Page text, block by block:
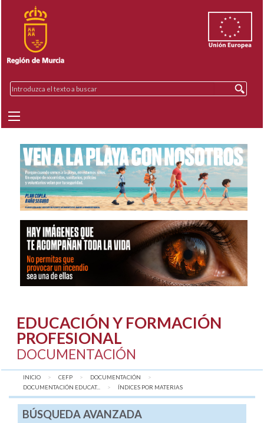
EDUCACIÓN Y FORMACIÓN
PROFESIONAL
DOCUMENTACIÓN
INICIO CEFP
DOCUMENTACIÓN
DOCUMENTACIÓN EDUCAT...
AQUÍ:
ÍNDICES POR MATERIAS
BÚSQUEDA AVANZADA